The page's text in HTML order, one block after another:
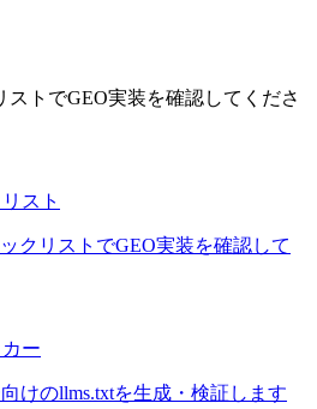
ストでGEO実装を確認してくださ
スト
クリストでGEO実装を確認して
ー
けのllms.txtを生成・検証します